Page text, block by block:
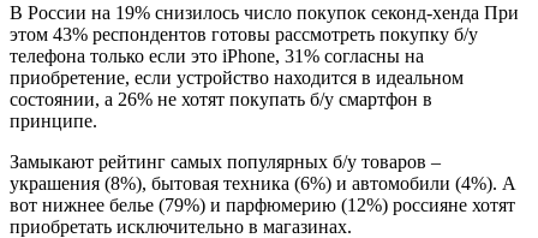
В России на 19% снизилось число покупок секонд-хенда При
этом 43% респондентов готовы рассмотреть покупку б/у
телефона только если это iPhone, 31% согласны на
приобретение, если устройство находится в идеальном
состоянии, а 26% не хотят покупать б/у смартфон в
принципе.
Замыкают рейтинг самых популярных б/у товаров –
украшения (8%), бытовая техника (6%) и автомобили (4%). А
вот нижнее белье (79%) и парфюмерию (12%) россияне хотят
приобретать исключительно в магазинах.